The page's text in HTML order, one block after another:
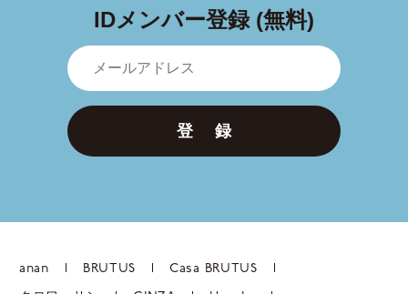
IDメンバー登録 (無料)
登 録
anan BRUTUS Casa BRUTUS